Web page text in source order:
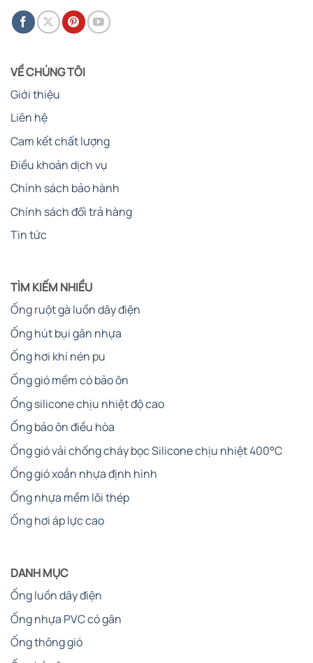
VỀ CHÚNG TÔI
Giới thiệu
Liên hệ
Cam kết chất lượng
Điều khoản dịch vụ
Chính sách bảo hành
Chính sách đổi trả hàng
Tin tức
TÌM KIẾM NHIỀU
Ống ruột gà luồn dây điện
Ống hút bụi gân nhựa
Ống hơi khí nén pu
Ống gió mềm có bảo ôn
Ống silicone chịu nhiệt độ cao
Ống bảo ôn điều hòa
Ống gió vải chống cháy bọc Silicone chịu nhiệt 400°C
Ống gió xoắn nhựa định hình
Ống nhựa mềm lõi thép
Ống hơi áp lực cao
DANH MỤC
Ống luồn dây điện
Ống nhựa PVC có gân
Ống thông gió